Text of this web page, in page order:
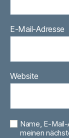
E-Mail-Adresse
Website
Name, E-
meinen